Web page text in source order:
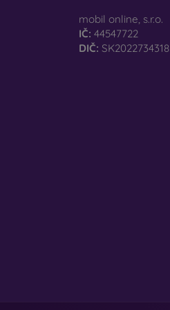
mobil online, s.r.o.
IČ: 44547722
DIČ: SK2022734318